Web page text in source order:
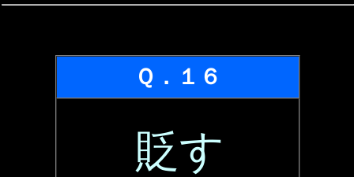
Ｑ．１６
貶す